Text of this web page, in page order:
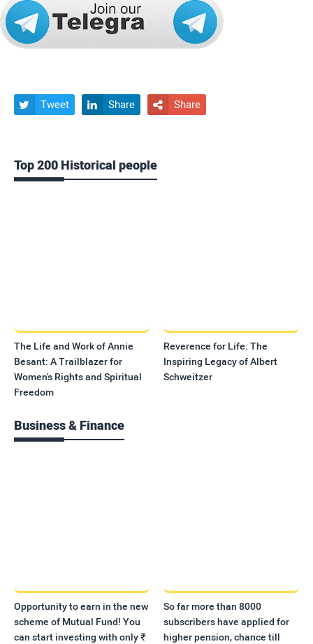
 Tweet  Share  Share
Top 200 Historical people
The Life and Work of Annie
Besant: A Trailblazer for
Women's Rights and Spiritual
Freedom
Reverence for Life: The
Inspiring Legacy of Albert
Schweitzer
Business & Finance
Opportunity to earn in the new
scheme of Mutual Fund! You
can start investing with only ₹
So far more than 8000
subscribers have applied for
higher pension, chance till